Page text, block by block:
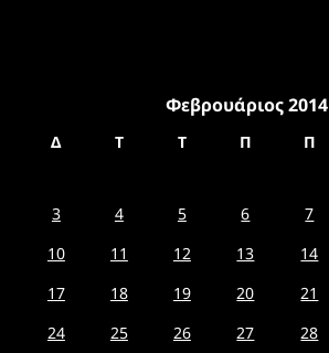
Φεβρουάριος 2014
Δ Τ Τ Π Π
3
4 5 6 7
10
11 12 13 14
17
18 19 20 21
24
25 26 27
28